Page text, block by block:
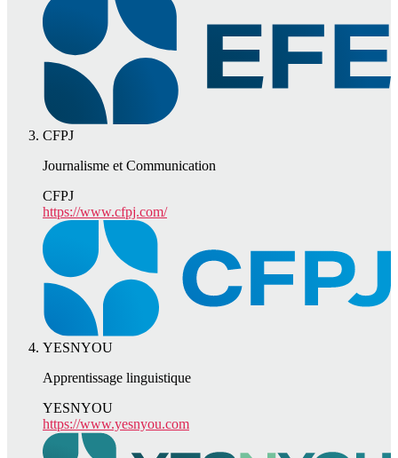
CFPJ
Journalisme et Communication
CFPJ
https://www.cfpj.com/
YESNYOU
Apprentissage linguistique
YESNYOU
https://www.yesnyou.com